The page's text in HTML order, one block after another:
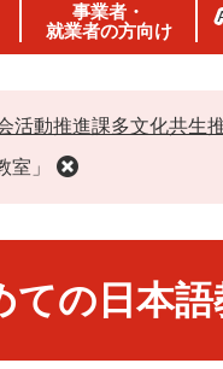
事業者・
就業者の方向け
活動推進課多文化共生
」
の日本語